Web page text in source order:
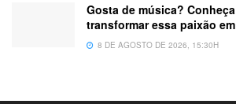
Gosta de música?
transformar essa paixão
8 DE AGOSTO DE 2026, 15:30H